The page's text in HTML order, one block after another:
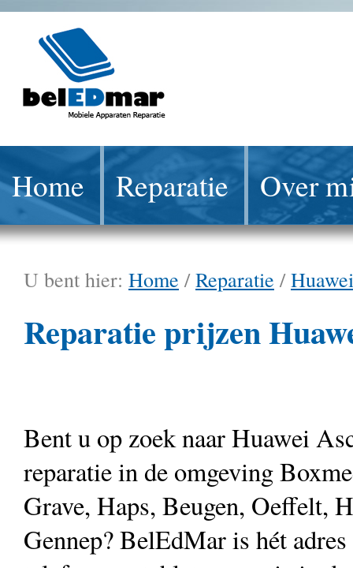
Home Reparatie Over
U bent hier: Home /Reparatie /Huawei
Reparatie prijzen
Bent u op zoek naar Huawei
reparatie in de omgeving
Grave, Haps, Beugen, Oeffelt,
Gennep? BelEdMar is hét